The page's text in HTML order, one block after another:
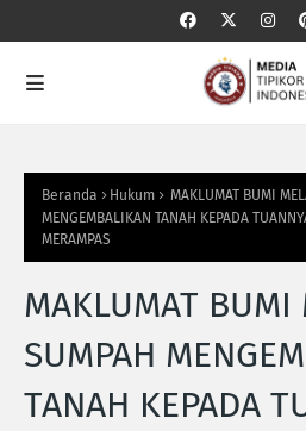
Beranda Hukum
MAKLUMAT BUMI
MENGEMBALIKAN TANAH KEPADA
MERAMPAS
MAKLUMAT BUMI
SUMPAH
TANAH KEPADA